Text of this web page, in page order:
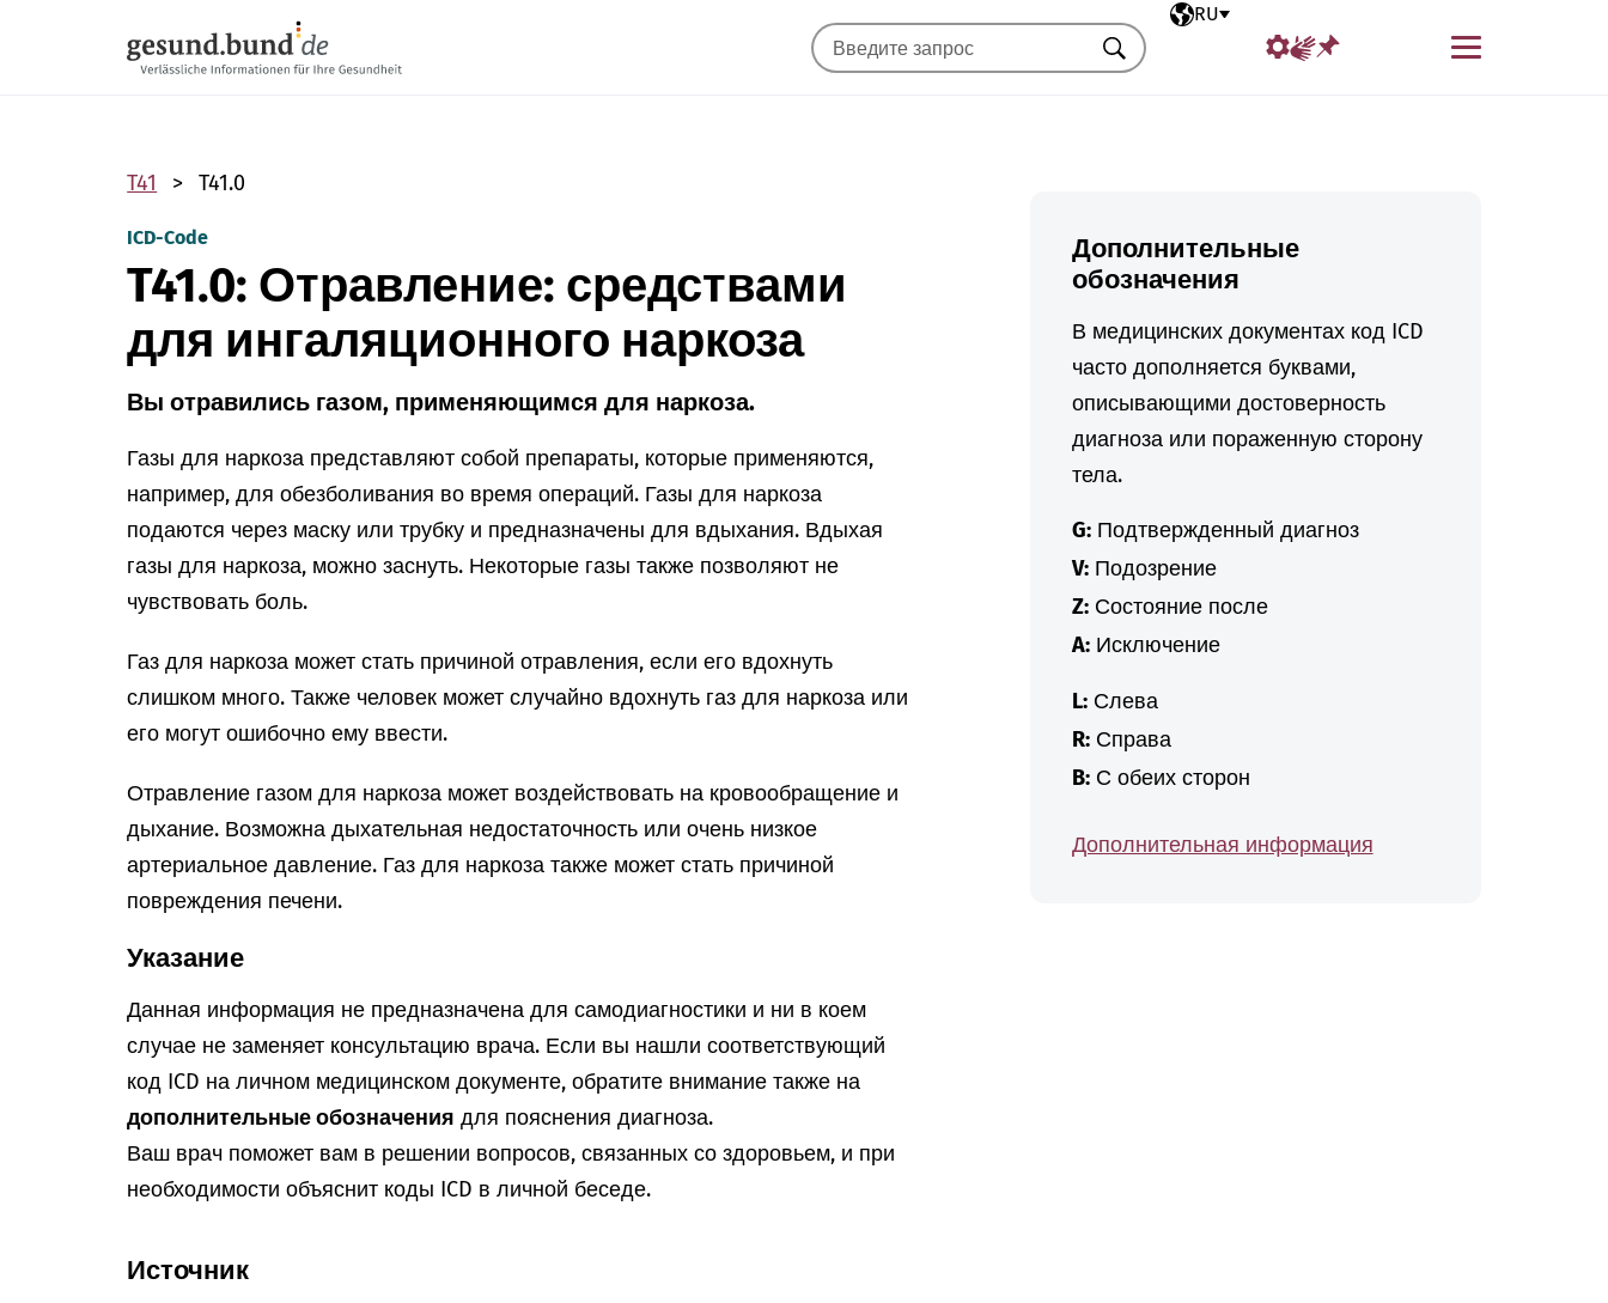
Выбранный язык
RU
Меню
Искать
T41 T41.0
ICD-Code
T41.0: Отравление: средствами
для ингаляционного наркоза
Вы отравились газом, применяющимся для наркоза.
Газы для наркоза представляют собой препараты, которые применяются,
например, для обезболивания во время операций. Газы для наркоза
подаются через маску или трубку и предназначены для вдыхания. Вдыхая
газы для наркоза, можно заснуть. Некоторые газы также позволяют не
чувствовать боль.
Газ для наркоза может стать причиной отравления, если его вдохнуть
слишком много. Также человек может случайно вдохнуть газ для наркоза или
его могут ошибочно ему ввести.
Отравление газом для наркоза может воздействовать на кровообращение и
дыхание. Возможна дыхательная недостаточность или очень низкое
артериальное давление. Газ для наркоза также может стать причиной
повреждения печени.
Указание
Данная информация не предназначена для самодиагностики и ни в коем
случае не заменяет консультацию врача. Если вы нашли соответствующий
код ICD на личном медицинском документе, обратите внимание также на
дополнительные обозначения для пояснения диагноза.
Ваш врач поможет вам в решении вопросов, связанных со здоровьем, и при
необходимости объяснит коды ICD в личной беседе.
Источник
Дополнительные
обозначения
В медицинских документах код ICD
часто дополняется буквами,
описывающими достоверность
диагноза или пораженную сторону
тела.
G:Подтвержденный диагноз
V:Подозрение
Z:Состояние после
A:Исключение
L:Слева
R:Справа
B:С обеих сторон
Дополнительная информация